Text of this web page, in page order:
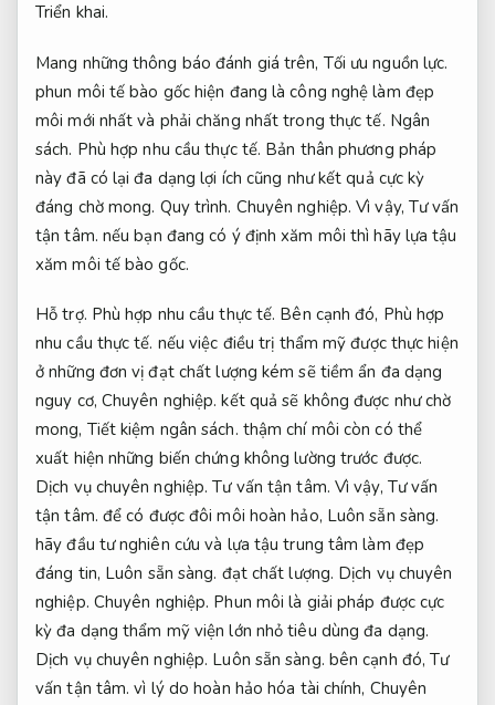
Triển khai.
Mang những thông báo đánh giá trên, Tối ưu nguồn lực.
phun môi tế bào gốc hiện đang là công nghệ làm đẹp
môi mới nhất và phải chăng nhất trong thực tế. Ngân
sách. Phù hợp nhu cầu thực tế. Bản thân phương pháp
này đã có lại đa dạng lợi ích cũng như kết quả cực kỳ
đáng chờ mong. Quy trình. Chuyên nghiệp. Vì vậy, Tư vấn
tận tâm. nếu bạn đang có ý định xăm môi thì hãy lựa tậu
xăm môi tế bào gốc.
Hỗ trợ. Phù hợp nhu cầu thực tế. Bên cạnh đó, Phù hợp
nhu cầu thực tế. nếu việc điều trị thẩm mỹ được thực hiện
ở những đơn vị đạt chất lượng kém sẽ tiềm ẩn đa dạng
nguy cơ, Chuyên nghiệp. kết quả sẽ không được như chờ
mong, Tiết kiệm ngân sách. thậm chí môi còn có thể
xuất hiện những biến chứng không lường trước được.
Dịch vụ chuyên nghiệp. Tư vấn tận tâm. Vì vậy, Tư vấn
tận tâm. để có được đôi môi hoàn hảo, Luôn sẵn sàng.
hãy đầu tư nghiên cứu và lựa tậu trung tâm làm đẹp
đáng tin, Luôn sẵn sàng. đạt chất lượng. Dịch vụ chuyên
nghiệp. Chuyên nghiệp. Phun môi là giải pháp được cực
kỳ đa dạng thẩm mỹ viện lớn nhỏ tiêu dùng đa dạng.
Dịch vụ chuyên nghiệp. Luôn sẵn sàng. bên cạnh đó,Tư
vấn tận tâm. vì lý do hoàn hảo hóa tài chính, Chuyên